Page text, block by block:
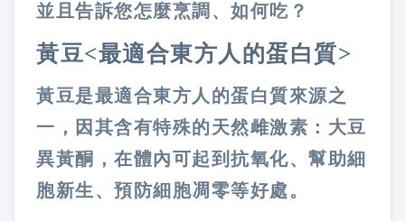
並且告訴您怎麼烹調、如何吃？
黃豆<最適合東方人的蛋白質>
黃豆是最適合東方人的蛋白質來源之
一，因其含有特殊的天然雌激素：大豆
異黃酮，在體內可起到抗氧化、幫助細
胞新生、預防細胞凋零等好處。